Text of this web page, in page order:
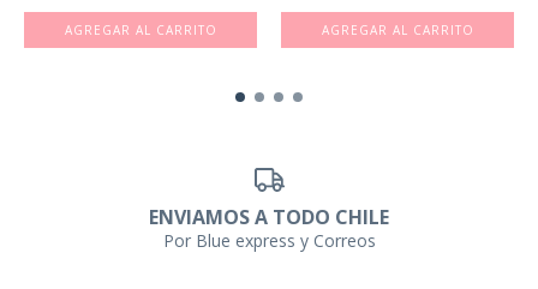
ENVIAMOS A TODO CHILE
Por Blue express y Correos